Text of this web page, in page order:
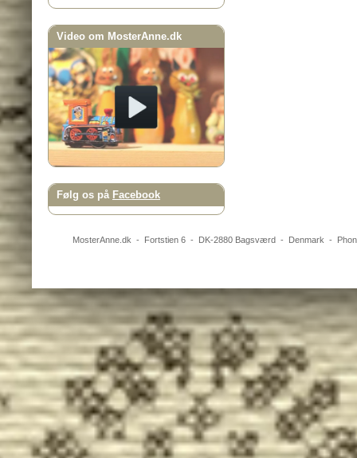
Video om MosterAnne.dk
Følg os på Facebook
MosterAnne.dk - Fortstien 6- DK-2880 Bagsværd- Denmark -